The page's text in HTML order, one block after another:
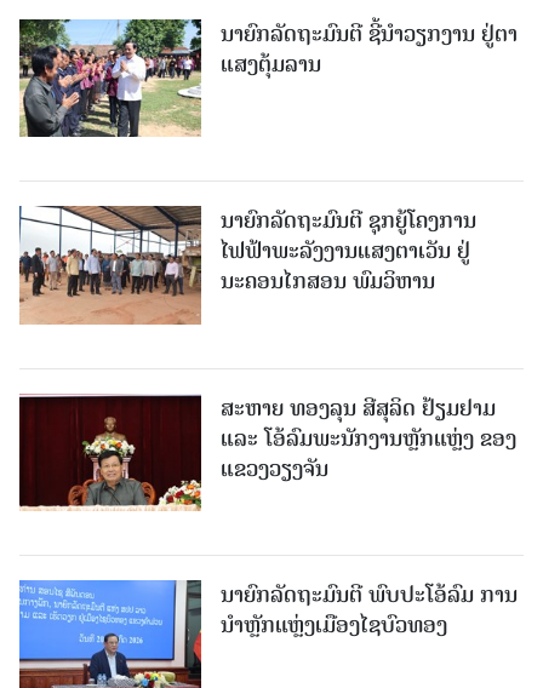
ນາຍົກລັດຖະມົນຕີ ຊີ້ນຳວຽກງານ ຢູ່ຕາ
ແສງຕຸ້ມລານ
ນາຍົກລັດຖະມົນຕີ ຊຸກຍູ້ໂຄງການ
ໄຟຟ້າພະລັງງານແສງຕາເວັນ ຢູ່
ນະຄອນໄກສອນ ພົມວິຫານ
ສະຫາຍ ທອງລຸນ ສີສຸລິດ ຢ້ຽມຢາມ
ແລະ ໂອ້ລົມພະນັກງານຫຼັກແຫຼ່ງ ຂອງ
ແຂວງວຽງຈັນ
ນາຍົກລັດຖະມົນຕີ ພົບປະໂອ້ລົມ ການ
ນຳຫຼັກແຫຼ່ງເມືອງໄຊບົວທອງ